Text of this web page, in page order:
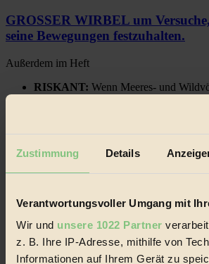
Zustimmung Details
Verantwortungsvoller Umgang mit
Wir und unsere 1022 Partner
z. B. Ihre IP-Adresse, mithilfe von
Informationen auf Ihrem Gerät zu
GROSSER WIRBEL um
seine Bewegungen festzuhalten.
Außerdem im Heft
RISKANT: Wenn Meeres- und
GEMEINER:Es gibt nun
Entleerung voll wieder zu dir
Erhalte in regelmäßigen Abständen die